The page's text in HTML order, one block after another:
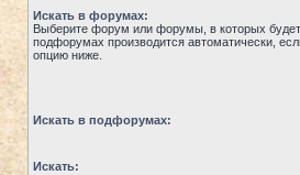
Искать в форумах:
Выберите форум или форумы, в которых
подфорумах производится автоматически,
опцию ниже.
Искать в подфорумах:
Искать: